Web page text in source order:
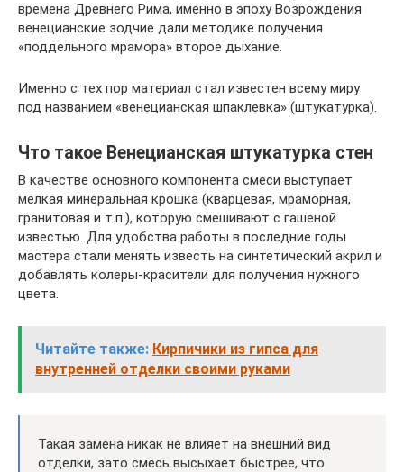
времена Древнего Рима, именно в эпоху Возрождения
венецианские зодчие дали методике получения
«поддельного мрамора» второе дыхание.
Именно с тех пор материал стал известен всему миру
под названием «венецианская шпаклевка» (штукатурка).
Что такое Венецианская штукатурка стен
В качестве основного компонента смеси выступает
мелкая минеральная крошка (кварцевая, мраморная,
гранитовая и т.п.), которую смешивают с гашеной
известью. Для удобства работы в последние годы
мастера стали менять известь на синтетический акрил и
добавлять колеры-красители для получения нужного
цвета.
Читайте также: Кирпичики из гипса для
внутренней отделки своими руками
Такая замена никак не влияет на внешний вид
отделки, зато смесь высыхает быстрее, что